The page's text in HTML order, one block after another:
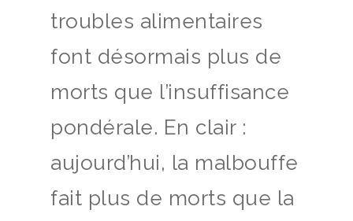
troubles alimentaires
font désormais plus de
morts que l’insuffisance
pondérale. En clair :
aujourd’hui, la malbouffe
fait plus de morts que la